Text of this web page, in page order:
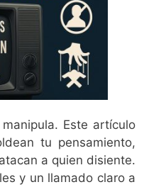
Este artículo
tu pensamiento,
a quien disiente.
y un llamado claro a